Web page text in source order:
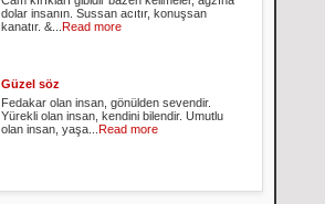
dolar insanın. Sussan acıtır, konuşsan
kanatır. &... Read more
Güzel söz
Fedakar olan insan, gönülden sevendir.
Yürekli olan insan, kendini bilendir. Umutlu
olan insan, yaşa... Read more